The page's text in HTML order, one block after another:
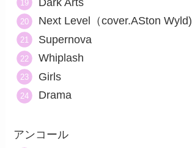
Next Level（cover.ASton Wyld)
Supernova
Whiplash
Girls
Drama
アンコール